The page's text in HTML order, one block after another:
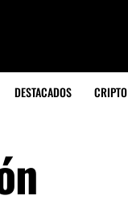
DESTACADOS CRIPTO